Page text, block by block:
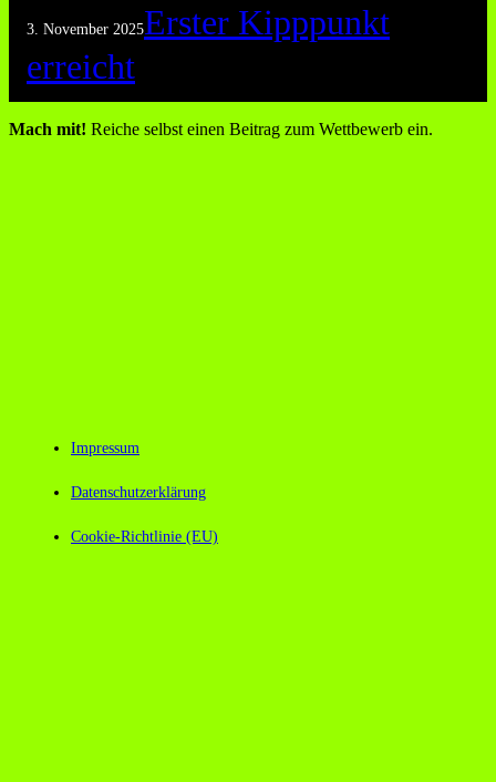
3. November 2025Erster Kipppunkt
erreicht
Mach mit! Reiche selbst einen Beitrag zum Wettbewerb ein.
Impressum
Datenschutzerklärung
Cookie-Richtlinie (EU)